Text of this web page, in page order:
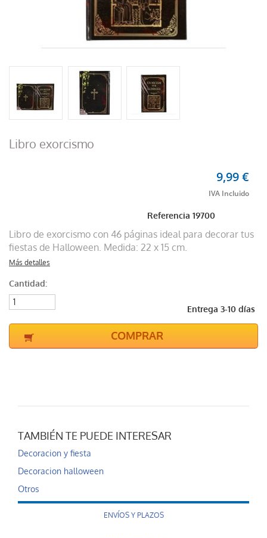
Libro exorcismo
Referencia19700
9,99 €
Libro de exorcismo con 46 páginas ideal para decorar tus
fiestas de Halloween. Medida: 22 x 15 cm.
Más detalles
Cantidad:
Entrega 3-10 días
COMPRAR
TAMBIÉN TE PUEDE INTERESAR
Decoracion y fiesta
Decoracion halloween
Otros
ENVÍOS Y PLAZOS